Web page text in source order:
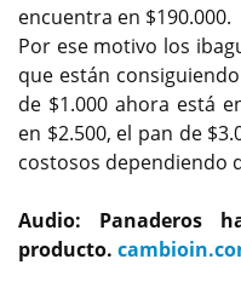
encuentra en $190.000.
Por ese motivo los
que están
de $1.000 ahora está
en $2.500, el pan de
costosos dependiendo
Audio: Panaderos
producto.